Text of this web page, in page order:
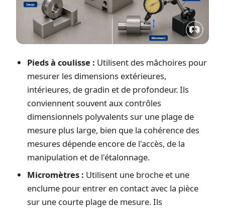
Pieds à coulisse : Utilisent des mâchoires pour
mesurer les dimensions extérieures,
intérieures, de gradin et de profondeur. Ils
conviennent souvent aux contrôles
dimensionnels polyvalents sur une plage de
mesure plus large, bien que la cohérence des
mesures dépende encore de l'accès, de la
manipulation et de l'étalonnage.
Micromètres : Utilisent une broche et une
enclume pour entrer en contact avec la pièce
sur une courte plage de mesure. Ils